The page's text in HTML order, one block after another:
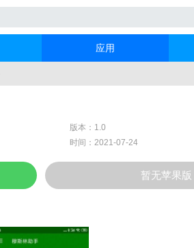
应用
版本：1.0
时间：2021-07-24
暂无苹果版